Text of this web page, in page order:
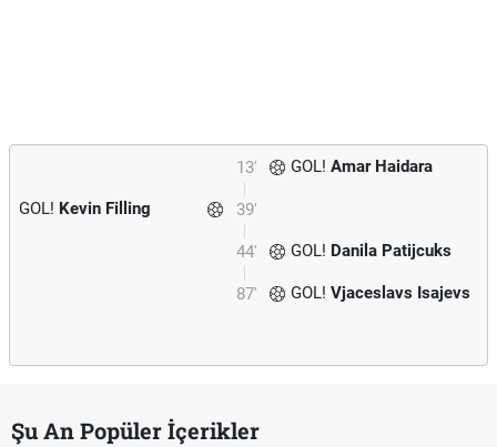
13' GOL! Amar Haidara
39'
GOL! Kevin Filling
44' GOL! Danila Patijcuks
87' GOL! Vjaceslavs Isajevs
Şu An Popüler İçerikler